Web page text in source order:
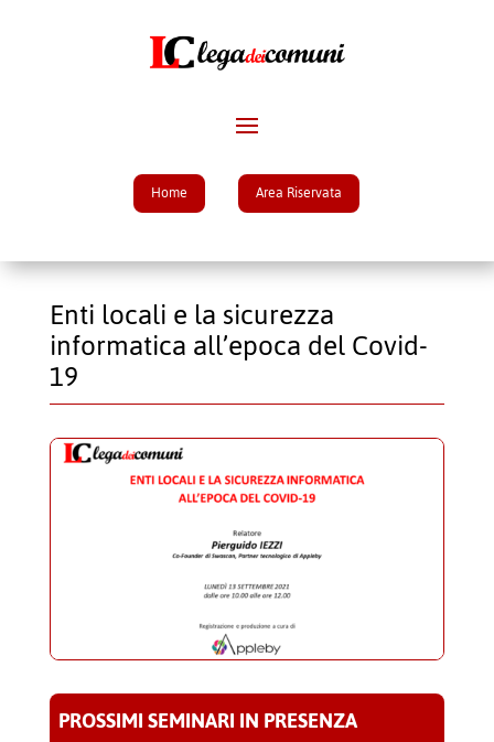
Home Area Riservata
Enti locali e la sicurezza
informatica all’epoca del Covid-
19
PROSSIMI SEMINARI IN PRESENZA